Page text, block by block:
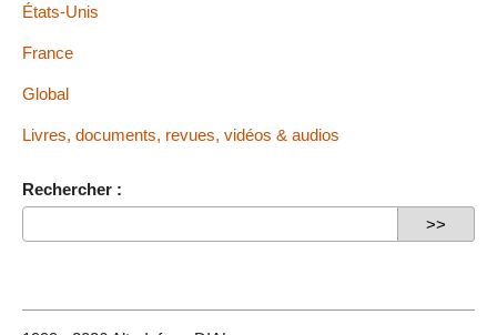
États-Unis
France
Global
Livres, documents, revues, vidéos & audios
Rechercher :